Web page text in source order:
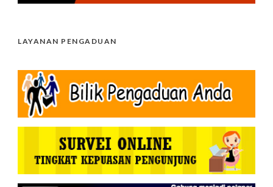
LAYANAN PENGADUAN